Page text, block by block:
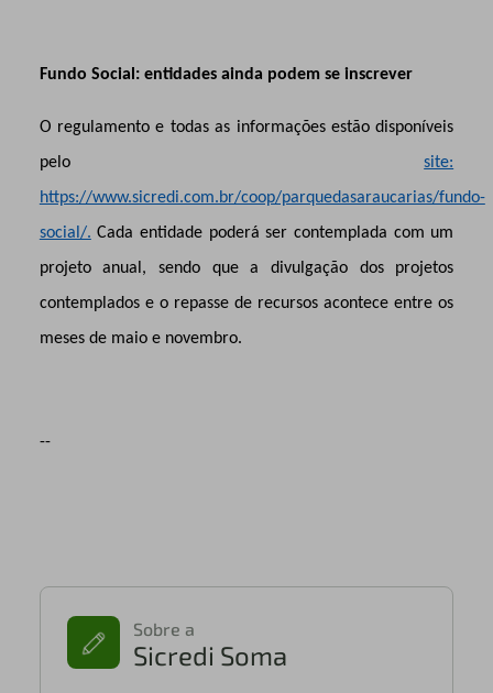
Fundo Social: entidades ainda podem se inscrever
O regulamento e todas as informações estão disponíveis
pelosite:
https://www.sicredi.com.br/coop/parquedasaraucarias/fundo-
social/. Cada entidade poderá ser contemplada com um
projeto anual, sendo que a divulgação dos projetos
contemplados e o repasse de recursos acontece entre os
meses de maio e novembro.
--
Sobre a
Sicredi Soma